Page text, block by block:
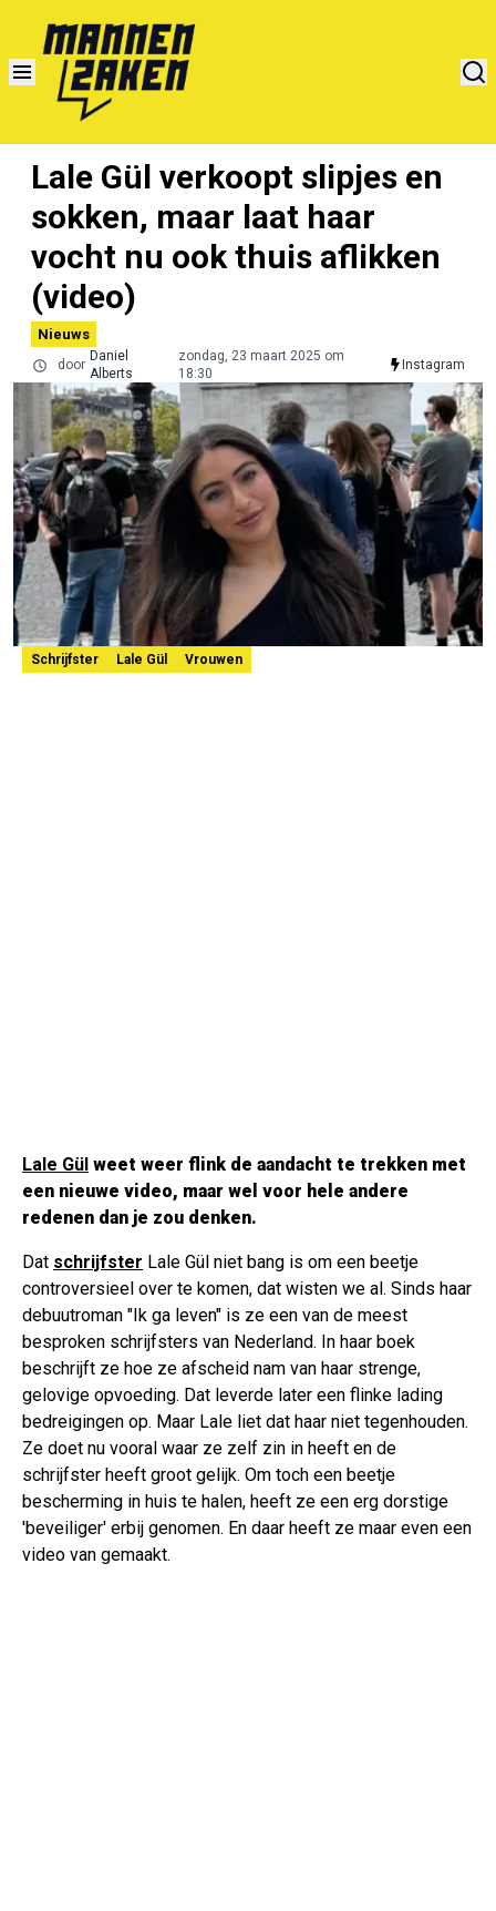
Lale Gül verkoopt slipjes en
sokken, maar laat haar
vocht nu ook thuis aflikken
(video)
Nieuws
door
Daniel
Alberts
zondag, 23 maart 2025 om
18:30
Instagram
Schrijfster Lale Gül Vrouwen
Lale Gül weet weer flink de aandacht te trekken met
een nieuwe video, maar wel voor hele andere
redenen dan je zou denken.
Dat schrijfster Lale Gül niet bang is om een beetje
controversieel over te komen, dat wisten we al. Sinds haar
debuutroman "Ik ga leven" is ze een van de meest
besproken schrijfsters van Nederland. In haar boek
beschrijft ze hoe ze afscheid nam van haar strenge,
gelovige opvoeding. Dat leverde later een flinke lading
bedreigingen op. Maar Lale liet dat haar niet tegenhouden.
Ze doet nu vooral waar ze zelf zin in heeft en de
schrijfster heeft groot gelijk. Om toch een beetje
bescherming in huis te halen, heeft ze een erg dorstige
'beveiliger' erbij genomen. En daar heeft ze maar even een
video van gemaakt.